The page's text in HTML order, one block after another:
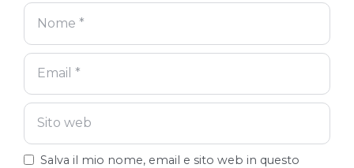
Salva il mio nome, email e sito web in questo